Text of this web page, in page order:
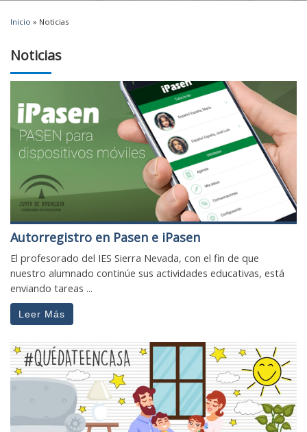
Inicio » Noticias
Noticias
Autorregistro en Pasen e iPasen
El profesorado del IES Sierra Nevada, con el fin de que
nuestro alumnado continúe sus actividades educativas, está
enviando tareas ...
Leer Más